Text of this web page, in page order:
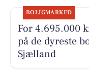
BOLIGMARKED
For 4.695.000
på de dyreste
Sjælland